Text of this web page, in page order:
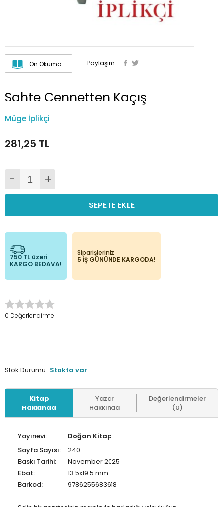
Ön Okuma Paylaşım:
Sahte Cennetten Kaçış
Müge İplikçi
281,25 TL
- +
SEPETE EKLE
750 TL üzeri
KARGO BEDAVA!
Siparişleriniz
5 İŞ GÜNÜNDE KARGODA!
0 Değerlendirme
Stok Durumu: Stokta var
Kitap
Hakkında
Yazar
Hakkında
Değerlendirmeler
(0)
Yayınevi:
Doğan Kitap
Sayfa Sayısı:
240
Baskı Tarihi:
November 2025
Ebat:
13.5x19.5 mm
Barkod:
9786255683618